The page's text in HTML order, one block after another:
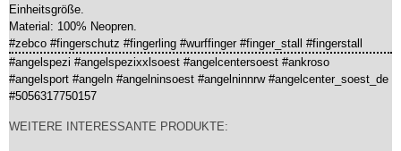
Einheitsgröße.
Material: 100% Neopren.
#zebco #fingerschutz #fingerling #wurffinger #finger_stall #fingerstall
#angelspezi #angelspezixxlsoest #angelcentersoest #ankroso
#angelsport #angeln #angelninsoest #angelninnrw #angelcenter_soest_de
#5056317750157
WEITERE INTERESSANTE PRODUKTE: